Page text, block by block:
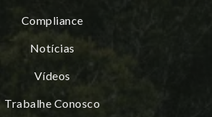
Compliance
Notícias
Vídeos
Trabalhe Conosco